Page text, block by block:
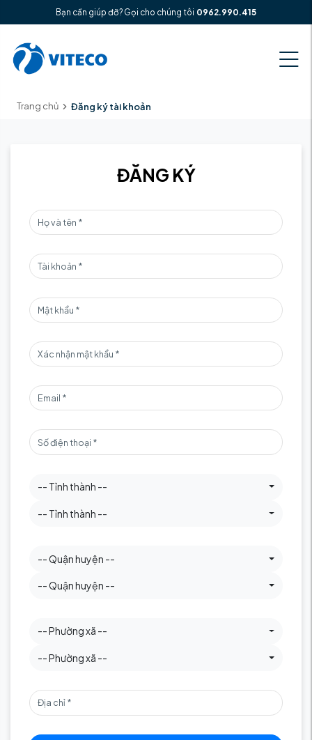
Bạn cần giúp đỡ? Gọi cho chúng tôi 0962.990.415
Trang chủ Đăng ký tài khoản
ĐĂNG KÝ
-- Tỉnh thành --
-- Tỉnh thành --
-- Quận huyện --
-- Quận huyện --
-- Phường xã --
-- Phường xã --